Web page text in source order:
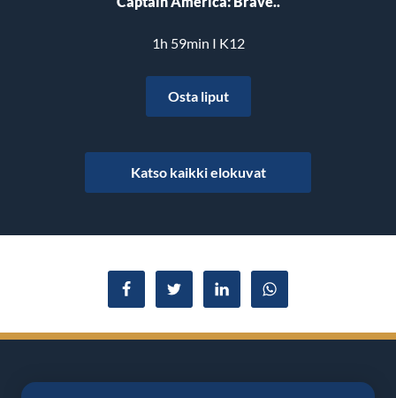
1h 59min I K12
Osta liput
Katso kaikki elokuvat
Jaa FacebookissaJaa TwitterissäJaa LinkedInissä